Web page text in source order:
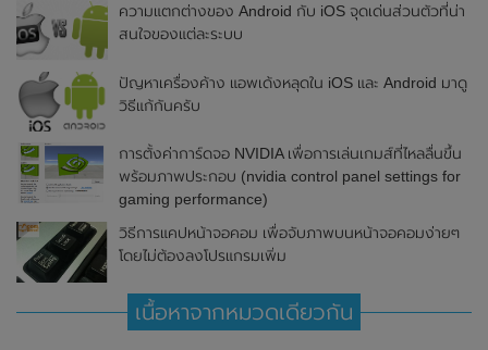
ความแตกต่างของ Android กับ iOS จุดเด่นส่วนตัวที่น่า
สนใจของแต่ละระบบ
ปัญหาเครื่องค้าง แอพเด้งหลุดใน iOS และ Android มาดู
วิธีแก้กันครับ
การตั้งค่าการ์ดจอ NVIDIA เพื่อการเล่นเกมส์ที่ไหลลื่นขึ้น
พร้อมภาพประกอบ (nvidia control panel settings for
gaming performance)
วิธีการแคปหน้าจอคอม เพื่อจับภาพบนหน้าจอคอมง่ายๆ
โดยไม่ต้องลงโปรแกรมเพิ่ม
เนื้อหาจากหมวดเดียวกัน